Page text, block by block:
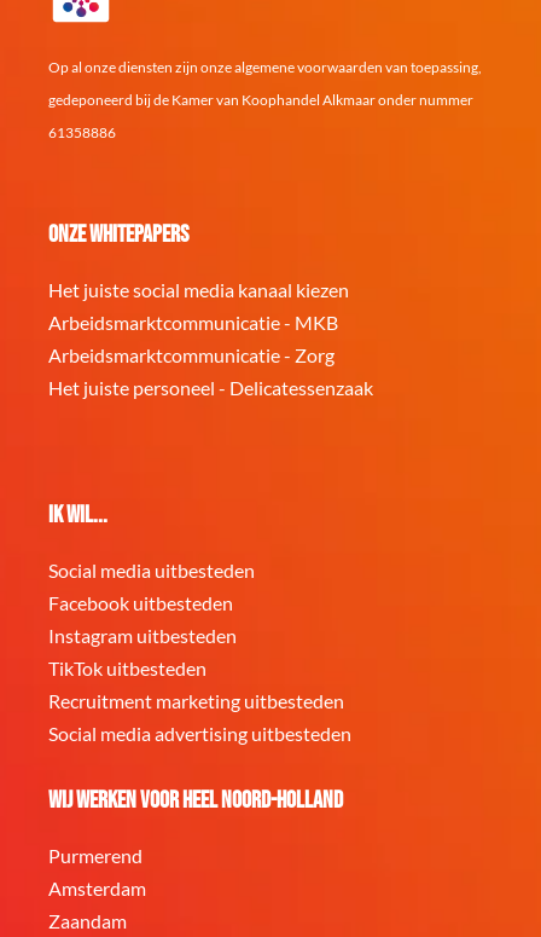
Op al onze diensten zijn onze algemene voorwaarden van toepassing,
gedeponeerd bij de Kamer van Koophandel Alkmaar onder nummer
61358886
Onze whitepapers
Het juiste social media kanaal kiezen
Arbeidsmarktcommunicatie - MKB
Arbeidsmarktcommunicatie - Zorg
Het juiste personeel - Delicatessenzaak
Ik wil...
Social media uitbesteden
Facebook uitbesteden
Instagram uitbesteden
TikTok uitbesteden
Recruitment marketing uitbesteden
Social media advertising uitbesteden
Wij werken voor heel Noord-Holland
Purmerend
Amsterdam
Zaandam